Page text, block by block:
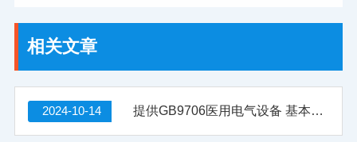
相关文章
2024-10-14 提供GB9706医用电气设备 基本安全和基本性能的通用要求